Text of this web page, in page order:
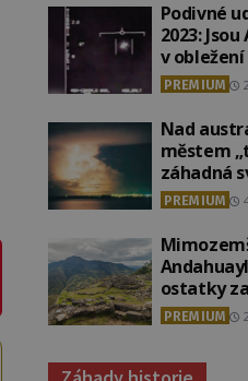
Podivné
2023:
v obležení
PREMIUM
Nad
městem
záhadná
PREMIUM
ostatky
stvoření s
lebkou?
PREMIUM